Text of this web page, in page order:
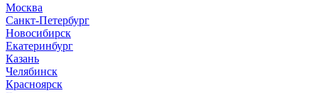
Москва
Санкт-Петербург
Новосибирск
Екатеринбург
Казань
Челябинск
Красноярск